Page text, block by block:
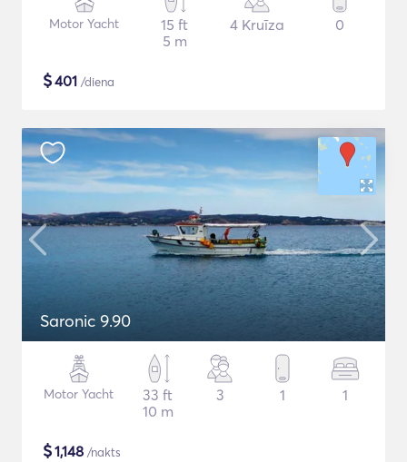
Motor Yacht
15 ft
5 m
4 Kruīza 0
$401 /diena
Saronic 9.90
Motor Yacht
33 ft
10 m
3 1 1
$1,148 /nakts